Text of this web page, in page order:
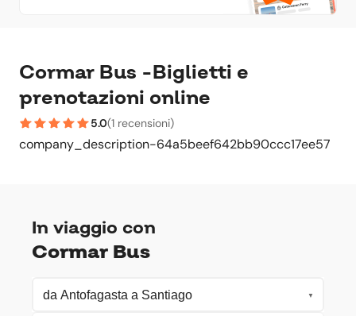
Cormar Bus -Biglietti e
prenotazioni online
5.0(1 recensioni)
company_description-64a5beef642bb90ccc17ee57
In viaggio con
Cormar Bus